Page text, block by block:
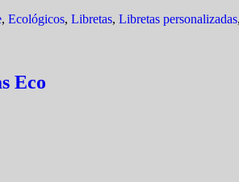
, Ecológicos, Libretas, Libretas personalizadas,
Eco